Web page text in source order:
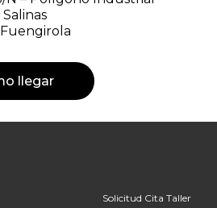
Salinas
llegar
Solicitud Cita Taller